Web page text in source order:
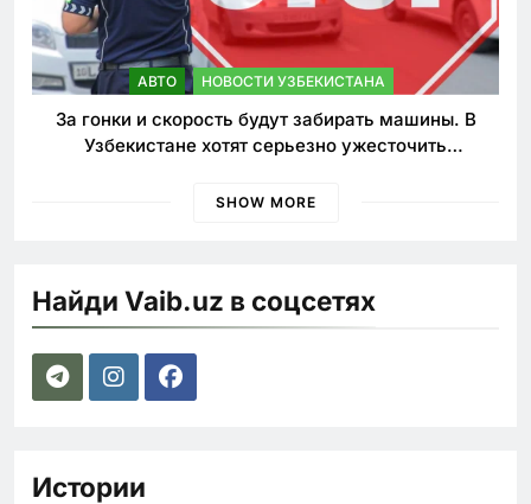
АВТО НОВОСТИ УЗБЕКИСТАНА
За гонки и скорость будут забирать машины. В
Узбекистане хотят серьезно ужесточить
SHOW MORE
Найди Vaib.uz в соцсетях
Истории